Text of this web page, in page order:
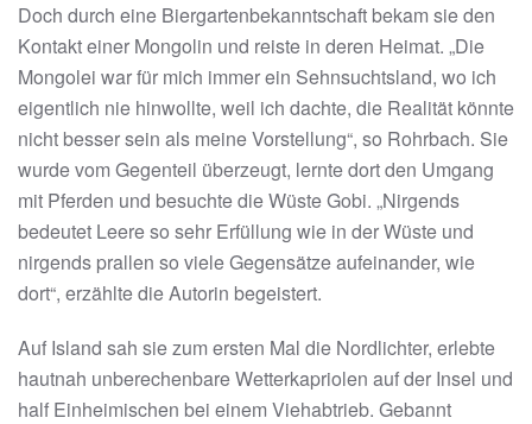
Doch durch eine Biergartenbekanntschaft bekam sie den
Kontakt einer Mongolin und reiste in deren Heimat. „Die
Mongolei war für mich immer ein Sehnsuchtsland, wo ich
eigentlich nie hinwollte, weil ich dachte, die Realität könnte
nicht besser sein als meine Vorstellung“, so Rohrbach. Sie
wurde vom Gegenteil überzeugt, lernte dort den Umgang
mit Pferden und besuchte die Wüste Gobi. „Nirgends
bedeutet Leere so sehr Erfüllung wie in der Wüste und
nirgends prallen so viele Gegensätze aufeinander, wie
dort“, erzählte die Autorin begeistert.
Auf Island sah sie zum ersten Mal die Nordlichter, erlebte
hautnah unberechenbare Wetterkapriolen auf der Insel und
half Einheimischen bei einem Viehabtrieb. Gebannt